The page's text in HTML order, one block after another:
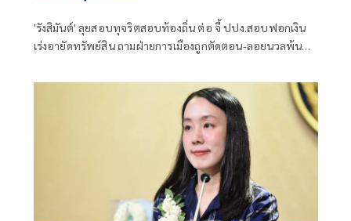
'รังสิมันต์' ลุยสอบทุจริตสอบท้องถิ่น ต่อ จี้ ปปง.สอบฟอกเงิน
เร่งอายัดทรัพย์สิน ถามฝ่ายการเมืองถูกตัดตอน-ลอยนวลพ้นผิด
รัดกุมหรือไม่